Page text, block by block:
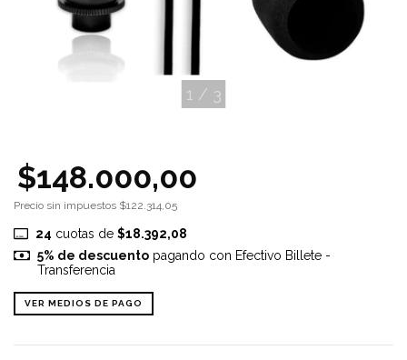
1 / 3
$148.000,00
Precio sin impuestos $122.314,05
24 cuotas de $18.392,08
5% de descuentopagando con Efectivo Billete -
Transferencia
VER MEDIOS DE PAGO